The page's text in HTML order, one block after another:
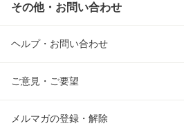
その他・お問い合わせ
ヘルプ・お問い合わせ
ご意見・ご要望
メルマガの登録・解除